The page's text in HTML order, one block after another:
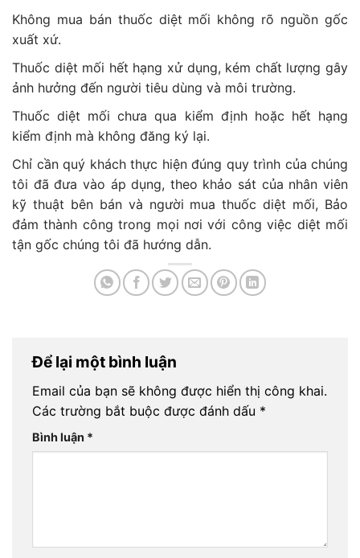
Không mua bán thuốc diệt mối không rõ nguồn gốc
xuất xứ.
Thuốc diệt mối hết hạng xử dụng, kém chất lượng gây
ảnh hưởng đến người tiêu dùng và môi trường.
Thuốc diệt mối chưa qua kiểm định hoặc hết hạng
kiểm định mà không đăng ký lại.
Chỉ cần quý khách thực hiện đúng quy trình của chúng
tôi đã đưa vào áp dụng, theo khảo sát của nhân viên
kỹ thuật bên bán và người mua thuốc diệt mối, Bảo
đảm thành công trong mọi nơi với công việc diệt mối
tận gốc chúng tôi đã hướng dẫn.
Để lại một bình luận
Email của bạn sẽ không được hiển thị công khai.
Các trường bắt buộc được đánh dấu *
Bình luận *